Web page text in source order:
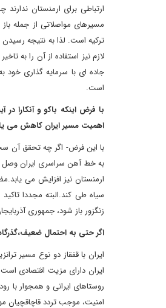
ارتباطی برای ارمنستان
مسیرهای مواصلاتی از جمله
ترکیه است. لذا به نتیجه
لازم نیز استفاده از آن را به
جاده ای با سرمایه گذاری خود
است.
با فرض اینکه باکو و آنکارا در
اهمیت مسیر ایران کاهش می
با این فرض- اگر چه تحقق آن
به خط آهن سراسری ایران وصل
ارمنستان نیز افزایش می
سیاه طی کند.البته مجددا
زنگزور باز شود، جمهوری
اگر حتی به احتمال
ایران با قفقاز دو نوع مسیر
ایران دارای مزیت اقتصادی
روستاهای ایرانی و همجوار با
امنیت، موجب تردد قاچاقچیان